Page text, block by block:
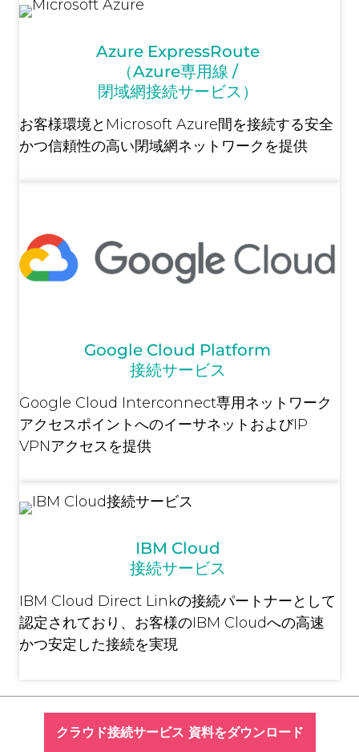
Azure ExpressRoute
（Azure専用線 /
閉域網接続サービス）
お客様環境とMicrosoft Azure間を接続する安全
かつ信頼性の高い閉域網ネットワークを提供
Google Cloud Platform
接続サービス
Google Cloud Interconnect専用ネットワーク
アクセスポイントへのイーサネットおよびIP
VPNアクセスを提供
IBM Cloud
接続サービス
IBM Cloud Direct Linkの接続パートナーとして
認定されており、お客様のIBM Cloudへの高速
かつ安定した接続を実現
クラウド接続サービス 資料をダウンロード